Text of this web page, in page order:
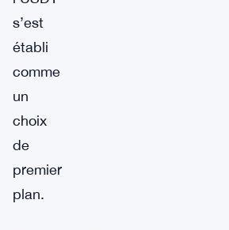
s’est
établi
comme
un
choix
de
premier
plan.